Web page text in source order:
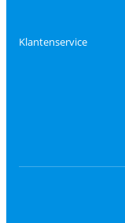
Klantenservice